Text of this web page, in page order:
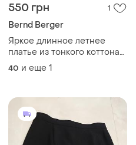
550 грн 1
Bernd Berger
Яркое длинное летнее
платье из тонкого коттона
от bernd berger, 40-42 эвро
40 и еще 1